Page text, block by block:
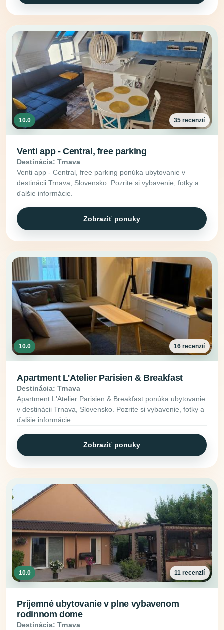
10.0 35 recenzií
Venti app - Central, free parking
Destinácia: Trnava
Venti app - Central, free parking ponúka ubytovanie v
destinácii Trnava, Slovensko. Pozrite si vybavenie, fotky a
ďalšie informácie.
Zobraziť ponuky
10.0 16 recenzií
Apartment L'Atelier Parisien & Breakfast
Destinácia: Trnava
Apartment L'Atelier Parisien & Breakfast ponúka ubytovanie
v destinácii Trnava, Slovensko. Pozrite si vybavenie, fotky a
ďalšie informácie.
Zobraziť ponuky
10.0 11 recenzií
Príjemné ubytovanie v plne vybavenom
rodinnom dome
Destinácia: Trnava